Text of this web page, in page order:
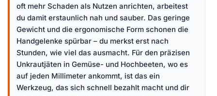
oft mehr Schaden als Nutzen anrichten, arbeitest
du damit erstaunlich nah und sauber. Das geringe
Gewicht und die ergonomische Form schonen die
Handgelenke spürbar – du merkst erst nach
Stunden, wie viel das ausmacht. Für den präzisen
Unkrautjäten in Gemüse- und Hochbeeten, wo es
auf jeden Millimeter ankommt, ist das ein
Werkzeug, das sich schnell bezahlt macht und dir